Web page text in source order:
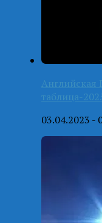
Английская
таблица-
03.04.2023 -